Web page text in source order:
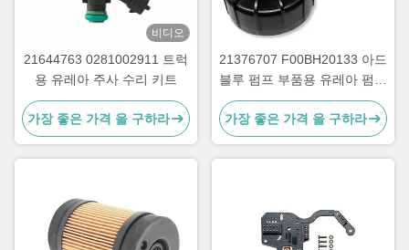
비디오
21644763 0281002911 트럭
용 유레아 주사 수리 키트
가장 좋은 가격 을 구하라
21376707 F00BH20133 아드
블루 펌프 부품용 유레아 펌프
캡
가장 좋은 가격 을 구하라